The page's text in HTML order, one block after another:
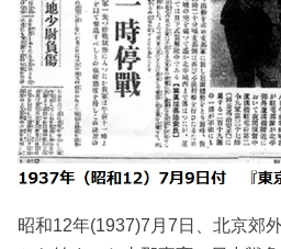
昭和12年(1937)7月7日、北京郊